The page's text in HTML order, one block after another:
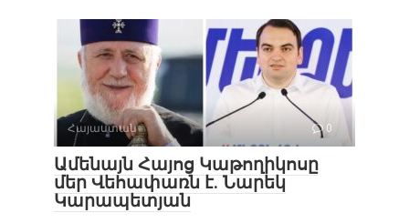
Հայաստան 0
Ամենայն Հայոց Կաթողիկոսը
մեր Վեհափառն է. Նարեկ
Կարապետյան